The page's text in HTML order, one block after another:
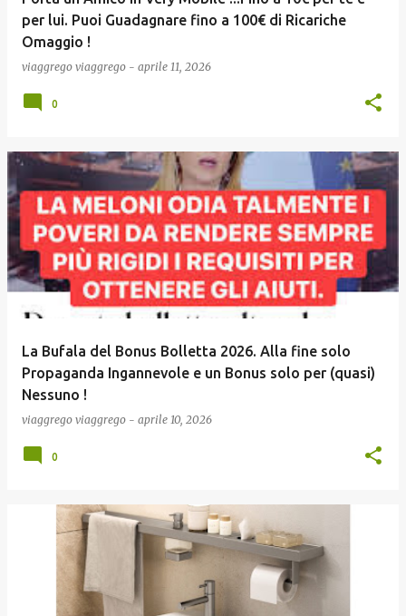
per lui. Puoi Guadagnare fino a 100€ di Ricariche
Omaggio !
viaggrego viaggrego - aprile 11, 2026
0
La Bufala del Bonus Bolletta 2026. Alla fine solo
Propaganda Ingannevole e un Bonus solo per (quasi)
Nessuno !
viaggrego viaggrego - aprile 10, 2026
0